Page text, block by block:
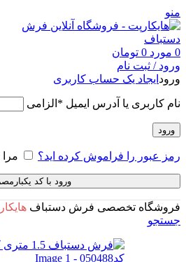
منو
0 مورد 0 تومان
ورود / ثبت نام
ورود ایجاد یک حساب کاربری
نام کاربری یا آدرس ایمیل * الزامی
ورود
رمز عبور را فراموش کرده اید؟
ورود با کد
فروشگاه تخصصی فرش دستباف
جستجو